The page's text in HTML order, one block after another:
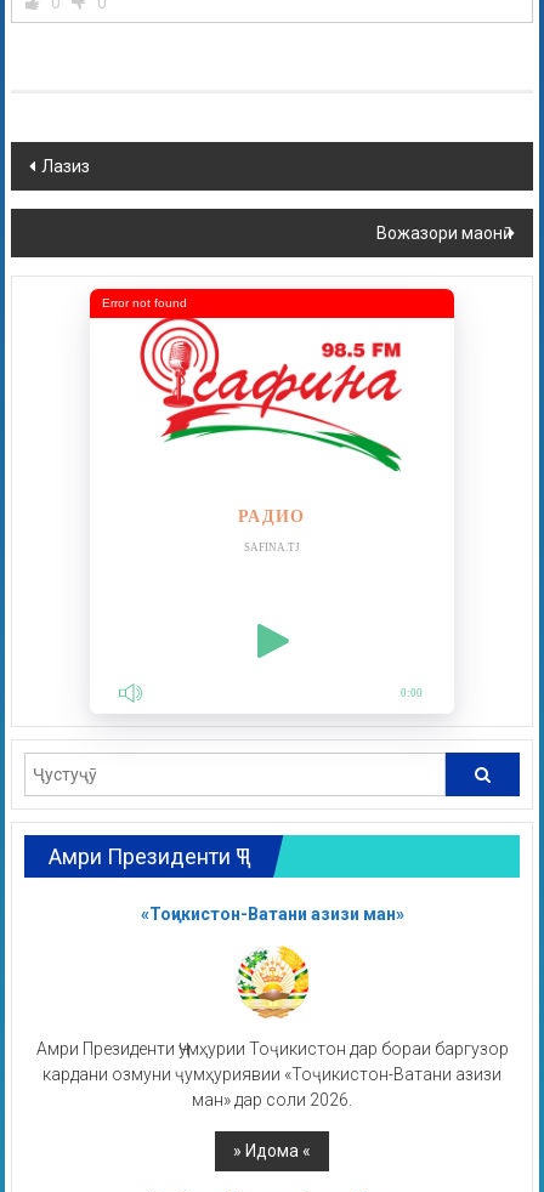
Лазиз
Вожазори маонӣ
РАДИО
SAFINA.TJ
0:00
Error not found
Амри Президенти ҶТ
«Тоҷикистон-Ватани азизи ман»
Амри Президенти Ҷумҳурии Тоҷикистон дар бораи баргузор
кардани озмуни ҷумҳуриявии «Тоҷикистон-Ватани азизи
ман» дар соли 2026.